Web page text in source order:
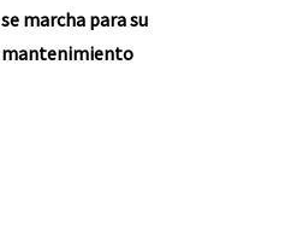
se marcha para su
mantenimiento